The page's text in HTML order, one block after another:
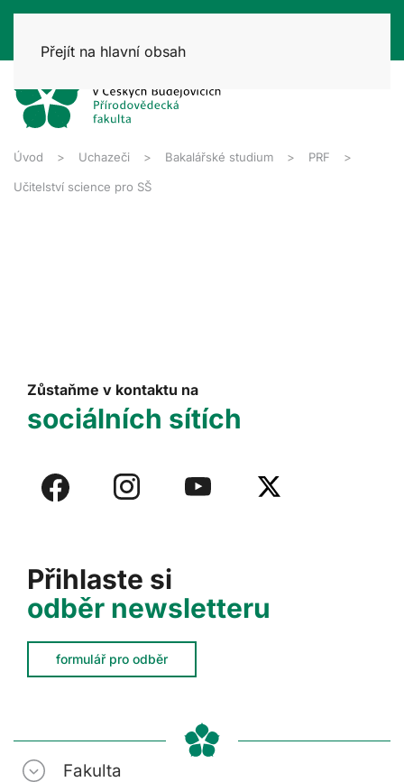
Přejít na hlavní obsah
Úvod Uchazeči Bakalářské studium PRF
Učitelství science pro SŠ
Přihlaste si
odběr newsletteru
formulář pro odběr
Zůstaňme v kontaktu na
sociálních sítích
Fakulta